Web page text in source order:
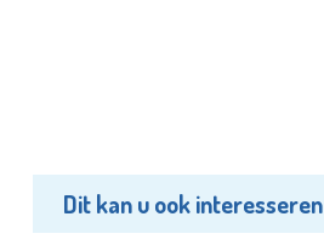
Dit kan u ook interesseren